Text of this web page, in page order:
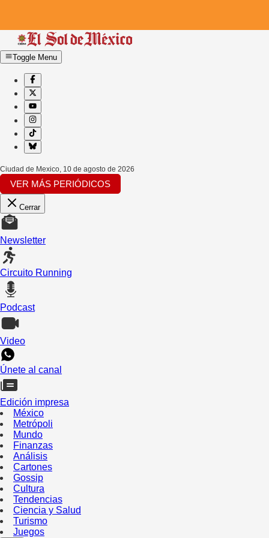
Toggle Menu
Ciudad de Mexico, 10 de agosto de 2026
VER MÁS PERIÓDICOS
Cerrar
Newsletter
Circuito Running
Podcast
Video
Únete al canal
Edición impresa
México
Metrópoli
Mundo
Finanzas
Análisis
Cartones
Gossip
Cultura
Tendencias
Ciencia y Salud
Turismo
Juegos